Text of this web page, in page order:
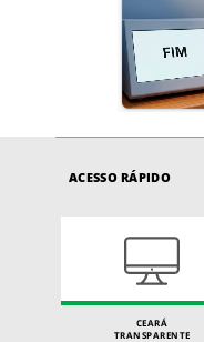
ACESSO RÁPIDO
CEARÁ
TRANSPARENTE